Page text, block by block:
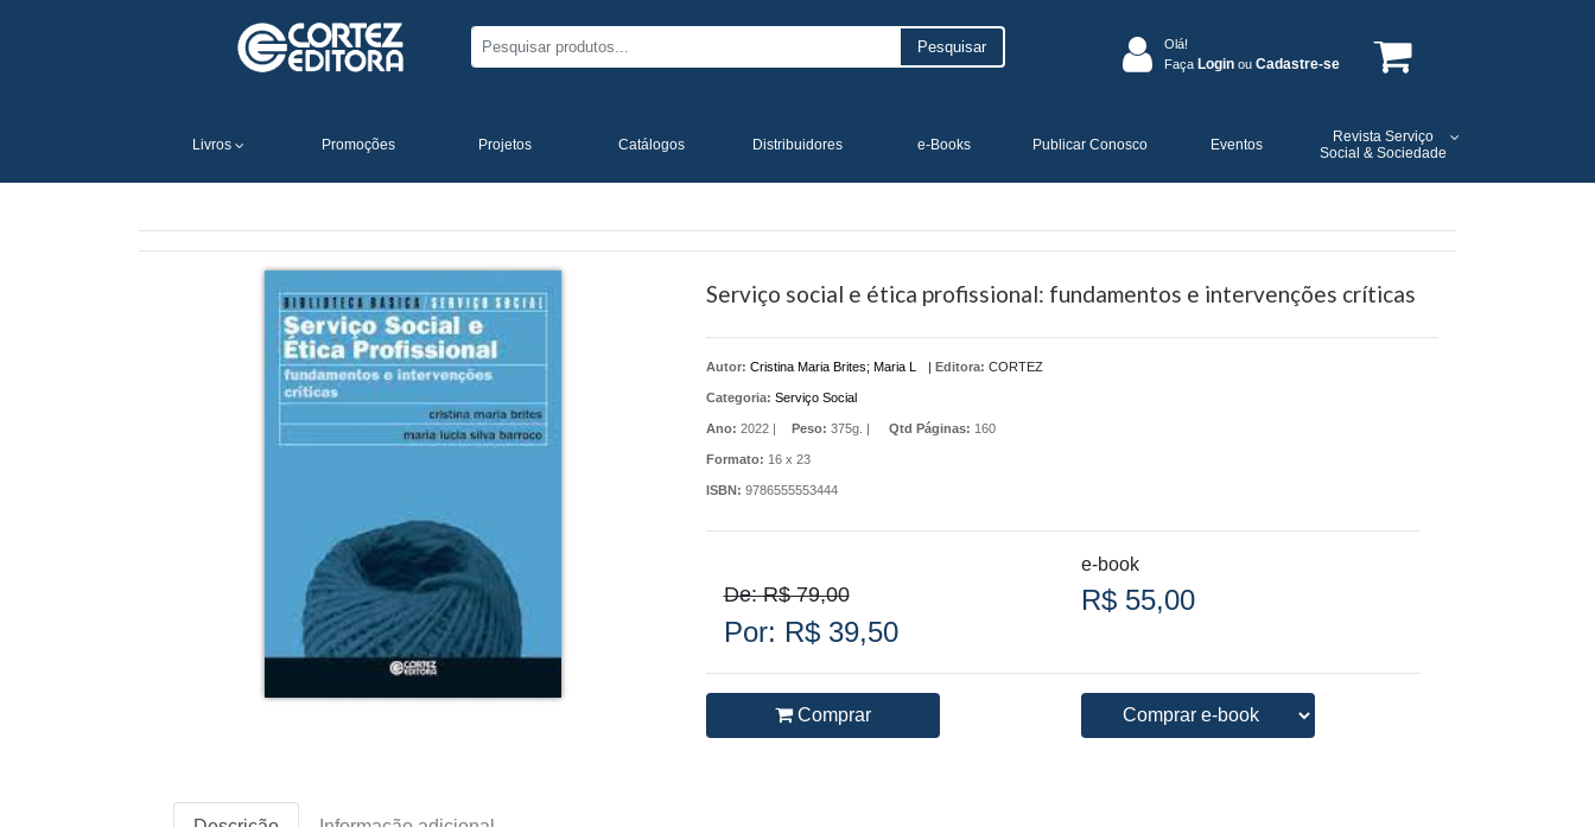
Pesquisar
Olá!
Faça Login ou Cadastre-se
Livros Promoções Projetos Catálogos Distribuidores e-Books Publicar Conosco Eventos
Revista Serviço
Social & Sociedade
Serviço social e ética profissional: fundamentos e intervenções críticas
Autor: Cristina Maria Brites; Maria L | Editora: CORTEZ
Categoria: Serviço Social
Ano: 2022 | Peso: 375g. | Qtd Páginas: 160
Formato: 16 x 23
ISBN: 9786555553444
e-book
De: R$ 79,00
Por: R$ 39,50
R$ 55,00
Comprar